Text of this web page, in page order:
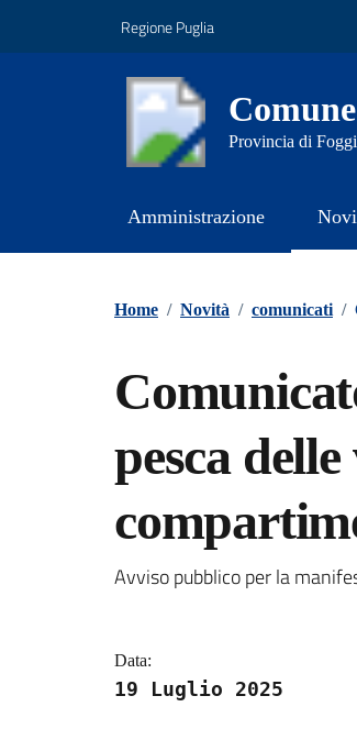
Regione Puglia
Provincia di
Amministrazione
Home / Novità / comunicati /
pesca
Dettagli
Avviso pubblico per la
Data:
19 Luglio 2025